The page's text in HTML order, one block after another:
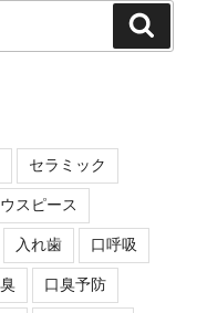
セラミック
スピース
入れ歯 口呼吸
口臭予防